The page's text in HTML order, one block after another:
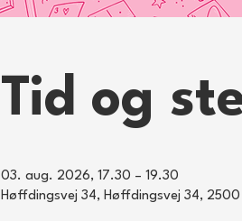
Tid og
03. aug. 2026, 17.30 – 19.30
Høffdingsvej 34, Høffdingsvej 34, 2500